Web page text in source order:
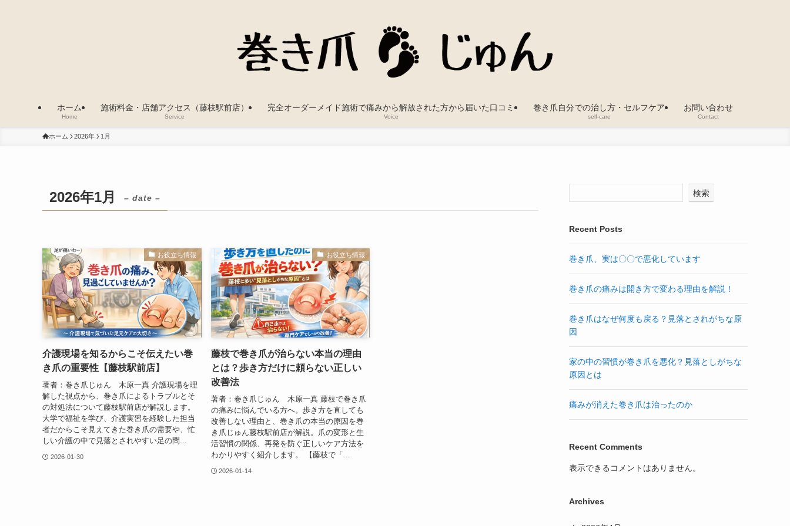
ホーム
Home
施術料金・店舗アクセス（藤枝駅前店）
Service
完全オーダーメイド施術で痛みから解放された方から届いた口コミ
Voice
巻き爪自分での治し方・セルフケア
self-care
お問い合わせ
Contact
ホーム 2026年 1月
2026年1月 – date –
お役立ち情報
介護現場を知るからこそ伝えたい巻
き爪の重要性【藤枝駅前店】
著者：巻き爪じゅん 木原一真 介護現場を理
解した視点から、巻き爪によるトラブルとそ
の対処法について藤枝駅前店が解説します。
大学で福祉を学び、介護実習を経験した担当
者だからこそ見えてきた巻き爪の需要や、忙
しい介護の中で見落とされやすい足の問...
2026-01-30
お役立ち情報
藤枝で巻き爪が治らない本当の理由
とは？歩き方だけに頼らない正しい
改善法
著者：巻き爪じゅん 木原一真 藤枝で巻き爪
の痛みに悩んでいる方へ。歩き方を直しても
改善しない理由と、巻き爪の本当の原因を巻
き爪じゅん藤枝駅前店が解説。爪の変形と生
活習慣の関係、再発を防ぐ正しいケア方法を
わかりやすく紹介します。 【藤枝で「...
2026-01-14
検索
Recent Posts
巻き爪、実は〇〇で悪化しています
巻き爪の痛みは開き方で変わる理由を解説！
巻き爪はなぜ何度も戻る？見落とされがちな原
因
家の中の習慣が巻き爪を悪化？見落としがちな
原因とは
痛みが消えた巻き爪は治ったのか
Recent Comments
表示できるコメントはありません。
Archives